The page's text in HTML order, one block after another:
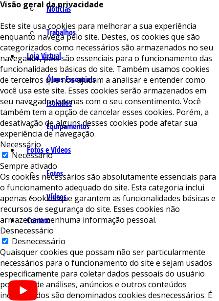
Notícias
Trabalhos
Loja Virtual
Óleos Essenciais
Isolados
Equipamentos
Fotos e Vídeos
Fotos
Vídeos
Contato
Visão geral da privacidade
Este site usa cookies para melhorar a sua experiência
enquanto navega pelo site. Destes, os cookies que são
categorizados como necessários são armazenados no seu
navegador, pois são essenciais para o funcionamento das
funcionalidades básicas do site. Também usamos cookies
de terceiros que nos ajudam a analisar e entender como
você usa este site. Esses cookies serão armazenados em
seu navegador apenas com o seu consentimento. Você
também tem a opção de cancelar esses cookies. Porém, a
desativação de alguns desses cookies pode afetar sua
experiência de navegação.
Necessário
Necessário
Sempre ativado
Os cookies necessários são absolutamente essenciais para
o funcionamento adequado do site. Esta categoria inclui
apenas cookies que garantem as funcionalidades básicas e
recursos de segurança do site. Esses cookies não
armazenam nenhuma informação pessoal.
Desnecessário
Desnecessário
Quaisquer cookies que possam não ser particularmente
necessários para o funcionamento do site e sejam usados ​​
especificamente para coletar dados pessoais do usuário
por meio de análises, anúncios e outros conteúdos
incorporados são denominados cookies desnecessários. É